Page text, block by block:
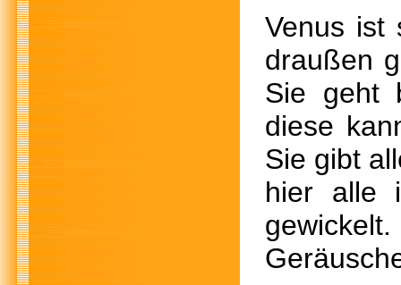
Venus ist
draußen
Sie geht
diese
Sie gibt
hier alle